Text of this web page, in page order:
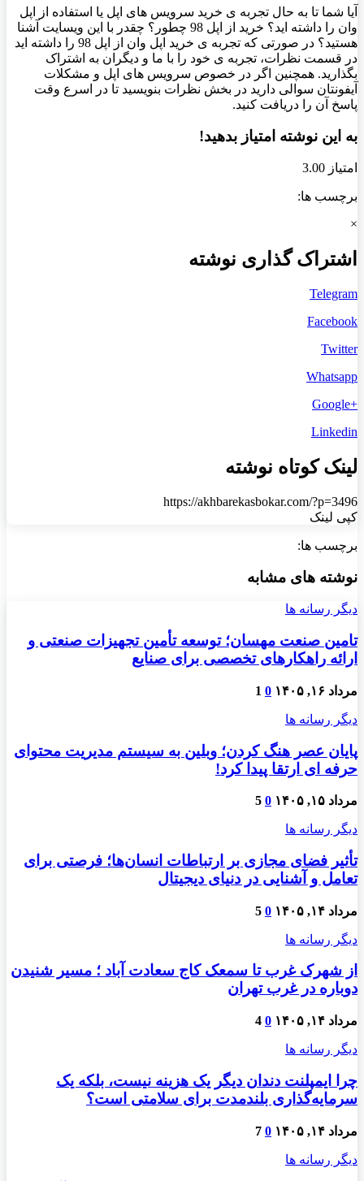
آیا شما تا به حال تجربه ی خرید سرویس های اپل یا استفاده از اپل
وان را داشته اید؟ خرید از اپل 98 چطور؟ چقدر با این ویسایت آشنا
هستید؟ در صورتی که تجربه ی خرید اپل وان از اپل 98 را داشته اید
در قسمت نظرات، تجربه ی خود را با ما و دیگران به اشتراک
بگذارید. همچنین اگر در خصوص سرویس های اپل و مشکلات
آیفونتان سوالی دارید در بخش نظرات بنویسید تا در اسرع وقت
پاسخ آن را دریافت کنید.
به این نوشته امتیاز بدهید!
امتیاز 3.00
برچسب ها:
×
اشتراک گذاری نوشته
Telegram
Facebook
Twitter
Whatsapp
+Google
Linkedin
لینک کوتاه نوشته
https://akhbarekasbokar.com/?p=3496
کپی لینک
برچسب ها:
نوشته های مشابه
دیگر رسانه ها
تامین صنعت مهسان؛ توسعه تأمین تجهیزات صنعتی و
ارائه راهکارهای تخصصی برای صنایع
مرداد ۱۶, ۱۴۰۵ 0
1
دیگر رسانه ها
پایان عصر هنگ کردن؛ وبلین به سیستم مدیریت محتوای
حرفه ای ارتقا پیدا کرد!
مرداد ۱۵, ۱۴۰۵ 0
5
دیگر رسانه ها
تأثیر فضای مجازی بر ارتباطات انسان‌ها؛ فرصتی برای
تعامل و آشنایی در دنیای دیجیتال
مرداد ۱۴, ۱۴۰۵ 0
5
دیگر رسانه ها
از شهرک غرب تا سمعک کاج سعادت آباد ؛ مسیر شنیدن
دوباره در غرب تهران
مرداد ۱۴, ۱۴۰۵ 0
4
دیگر رسانه ها
چرا ایمپلنت دندان دیگر یک هزینه نیست، بلکه یک
سرمایه‌گذاری بلندمدت برای سلامتی است؟
مرداد ۱۴, ۱۴۰۵ 0
7
دیگر رسانه ها